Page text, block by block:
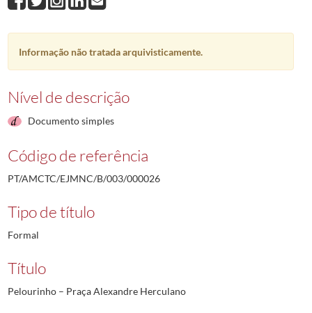
Informação não tratada arquivisticamente.
Nível de descrição
Documento simples
Código de referência
PT/AMCTC/EJMNC/B/003/000026
Tipo de título
Formal
Título
Pelourinho – Praça Alexandre Herculano